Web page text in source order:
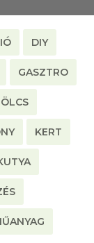
DIY
GASZTRO
KERT